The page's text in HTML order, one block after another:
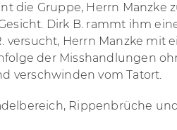
die Gruppe, Herrn
Dirk B. rammt ihm
Herrn Manzke mit
der Misshandlungen
verschwinden vom Tatort.
Rippenbrüche